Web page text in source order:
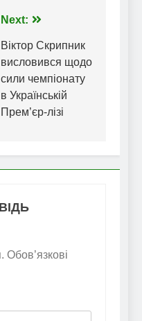
Next:
Віктор Скрипник
висловився щодо
сили чемпіонату
в Українській
Прем’єр-лізі
Обов’язкові